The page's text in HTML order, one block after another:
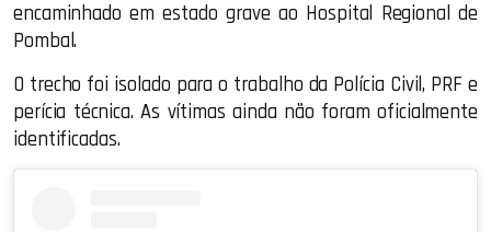
encaminhado em estado grave ao Hospital Regional de
Pombal.
O trecho foi isolado para o trabalho da Polícia Civil, PRF e
perícia técnica. As vítimas ainda não foram oficialmente
identificadas.